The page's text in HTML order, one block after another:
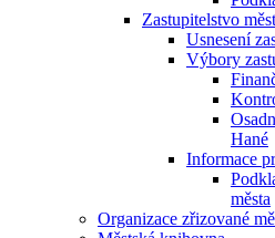
Zastupitelstvo
Usnesení
Výbory
Hané
Informace
města
Organizace zřizované